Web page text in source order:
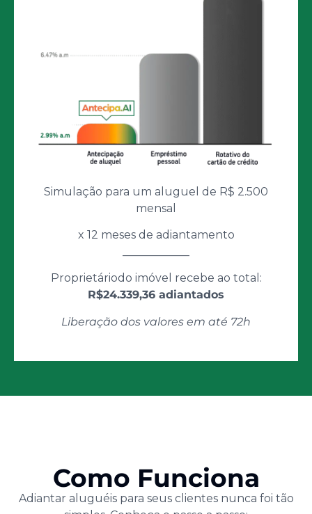
Simulação para um aluguel de R$ 2.500
mensal
x 12 meses de adiantamento
Proprietáriodo imóvel recebe ao total:
R$24.339,36 adiantados
Liberação dos valores em até 72h
Como Funciona
Adiantar aluguéis para seus clientes nunca foi tão